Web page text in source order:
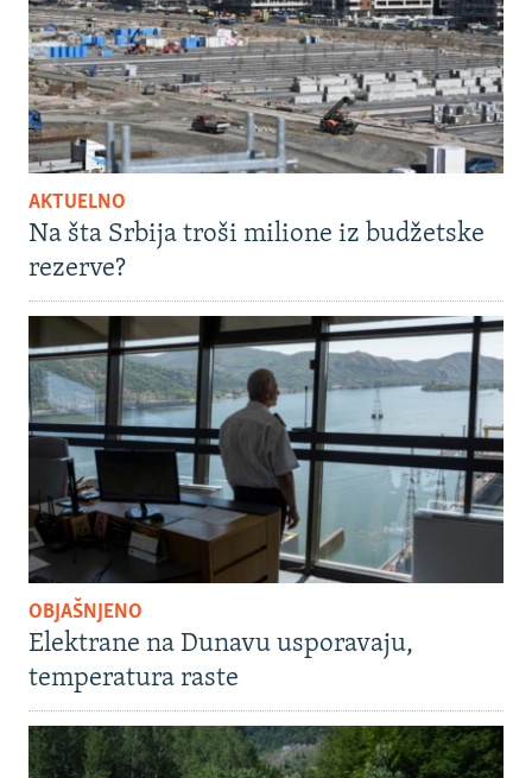
AKTUELNO
Na šta Srbija troši milione iz budžetske
rezerve?
OBJAŠNJENO
Elektrane na Dunavu usporavaju,
temperatura raste